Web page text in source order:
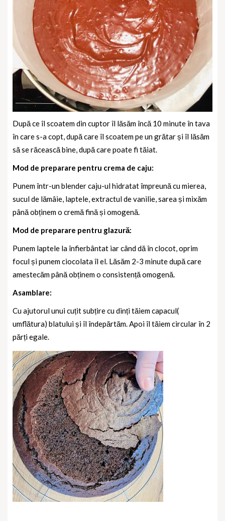
După ce îl scoatem din cuptor îl lăsăm încă 10 minute în tava
în care s-a copt, după care îl scoatem pe un grătar și îl lăsăm
să se răcească bine, după care poate fi tăiat.
Mod de preparare pentru crema de caju:
Punem într-un blender caju-ul hidratat împreună cu mierea,
sucul de lămâie, laptele, extractul de vanilie, sarea și mixăm
până obținem o cremă fină și omogenă.
Mod de preparare pentru glazură:
Punem laptele la înfierbântat iar când dă în clocot, oprim
focul și punem ciocolata îl el. Lăsăm 2-3 minute după care
amestecăm până obținem o consistență omogenă.
Asamblare:
Cu ajutorul unui cuțit subțire cu dinți tăiem capacul(
umflătura) blatului și îl îndepărtăm. Apoi îl tăiem circular în 2
părți egale.